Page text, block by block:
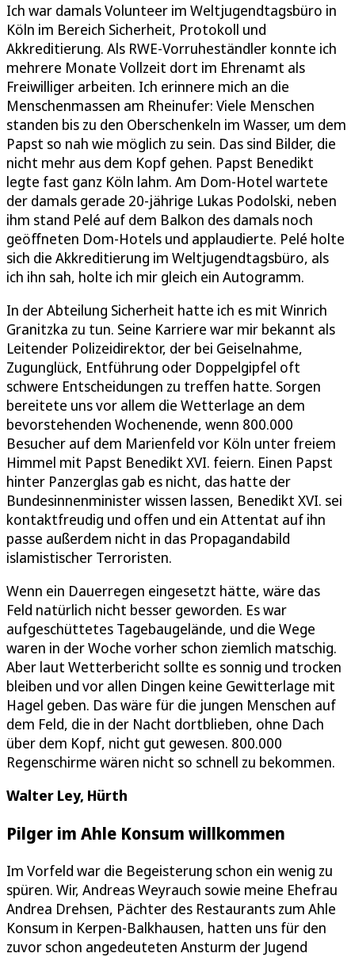
Ich war damals Volunteer im Weltjugendtagsbüro in
Köln im Bereich Sicherheit, Protokoll und
Akkreditierung. Als RWE-Vorruheständler konnte ich
mehrere Monate Vollzeit dort im Ehrenamt als
Freiwilliger arbeiten. Ich erinnere mich an die
Menschenmassen am Rheinufer: Viele Menschen
standen bis zu den Oberschenkeln im Wasser, um dem
Papst so nah wie möglich zu sein. Das sind Bilder, die
nicht mehr aus dem Kopf gehen. Papst Benedikt
legte fast ganz Köln lahm. Am Dom-Hotel wartete
der damals gerade 20-jährige Lukas Podolski, neben
ihm stand Pelé auf dem Balkon des damals noch
geöffneten Dom-Hotels und applaudierte. Pelé holte
sich die Akkreditierung im Weltjugendtagsbüro, als
ich ihn sah, holte ich mir gleich ein Autogramm.
In der Abteilung Sicherheit hatte ich es mit Winrich
Granitzka zu tun. Seine Karriere war mir bekannt als
Leitender Polizeidirektor, der bei Geiselnahme,
Zugunglück, Entführung oder Doppelgipfel oft
schwere Entscheidungen zu treffen hatte. Sorgen
bereitete uns vor allem die Wetterlage an dem
bevorstehenden Wochenende, wenn 800.000
Besucher auf dem Marienfeld vor Köln unter freiem
Himmel mit Papst Benedikt XVI. feiern. Einen Papst
hinter Panzerglas gab es nicht, das hatte der
Bundesinnenminister wissen lassen, Benedikt XVI. sei
kontaktfreudig und offen und ein Attentat auf ihn
passe außerdem nicht in das Propagandabild
islamistischer Terroristen.
Wenn ein Dauerregen eingesetzt hätte, wäre das
Feld natürlich nicht besser geworden. Es war
aufgeschüttetes Tagebaugelände, und die Wege
waren in der Woche vorher schon ziemlich matschig.
Aber laut Wetterbericht sollte es sonnig und trocken
bleiben und vor allen Dingen keine Gewitterlage mit
Hagel geben. Das wäre für die jungen Menschen auf
dem Feld, die in der Nacht dortblieben, ohne Dach
über dem Kopf, nicht gut gewesen. 800.000
Regenschirme wären nicht so schnell zu bekommen.
Walter Ley, Hürth
Pilger im Ahle Konsum willkommen
Im Vorfeld war die Begeisterung schon ein wenig zu
spüren. Wir, Andreas Weyrauch sowie meine Ehefrau
Andrea Drehsen, Pächter des Restaurants zum Ahle
Konsum in Kerpen-Balkhausen, hatten uns für den
zuvor schon angedeuteten Ansturm der Jugend